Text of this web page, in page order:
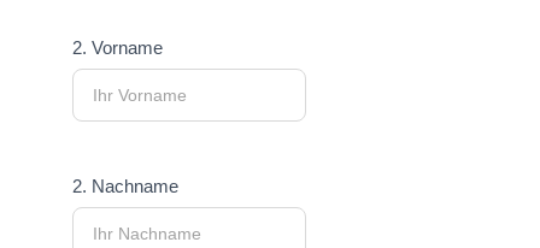
2. Vorname
2. Nachname